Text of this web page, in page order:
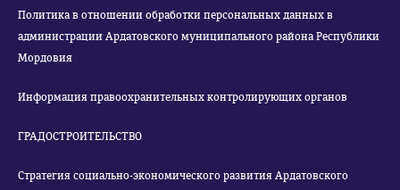
Политика в отношении обработки персональных данных в
администрации Ардатовского муниципального района Республики
Мордовия
Информация правоохранительных контролирующих органов
ГРАДОСТРОИТЕЛЬСТВО
Стратегия социально-экономического развития Ардатовского